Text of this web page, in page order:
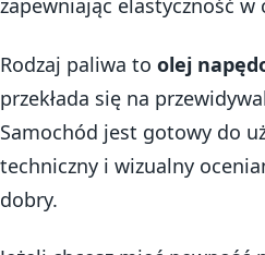
zapewniając elastyczność
Rodzaj paliwa to olej
przekłada się na
Samochód jest gotowy do
techniczny i wizualny
dobry.